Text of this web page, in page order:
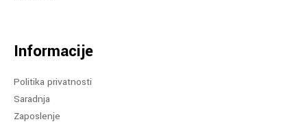
Informacije
Politika privatnosti
Saradnja
Zaposlenje